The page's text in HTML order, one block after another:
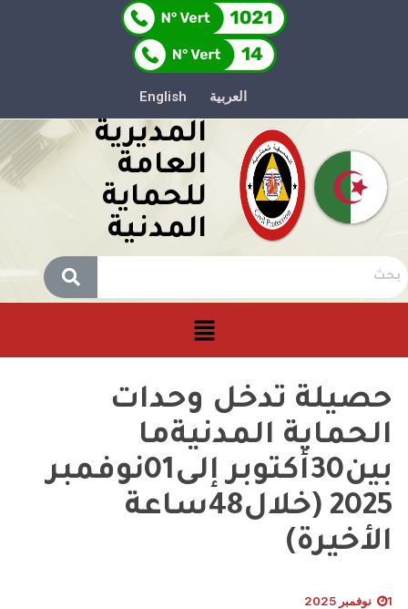
العربية English
المديرية
العامة
للحماية
المدنية
حصيلة تدخل وحدات
الحماية المدنيةما
بين30أكتوبر إلى01نوفمبر
2025 (خلال48ساعة
الأخيرة)
1 نوفمبر 2025